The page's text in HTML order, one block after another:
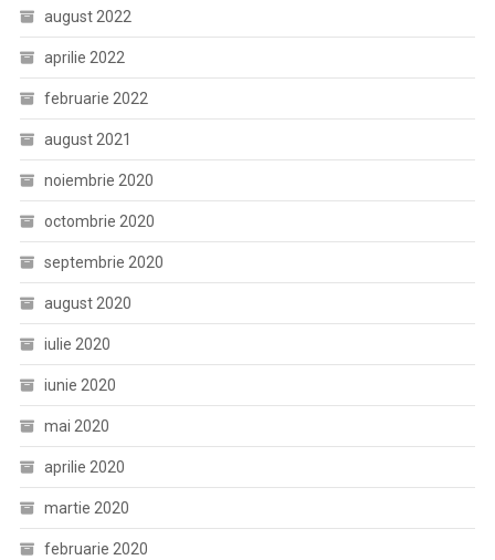
august 2022
aprilie 2022
februarie 2022
august 2021
noiembrie 2020
octombrie 2020
septembrie 2020
august 2020
iulie 2020
iunie 2020
mai 2020
aprilie 2020
martie 2020
februarie 2020